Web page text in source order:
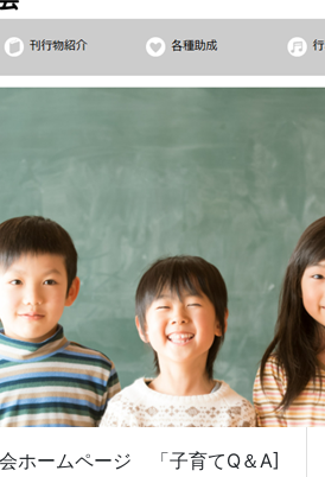
ホームページ 「子育てQ＆A]